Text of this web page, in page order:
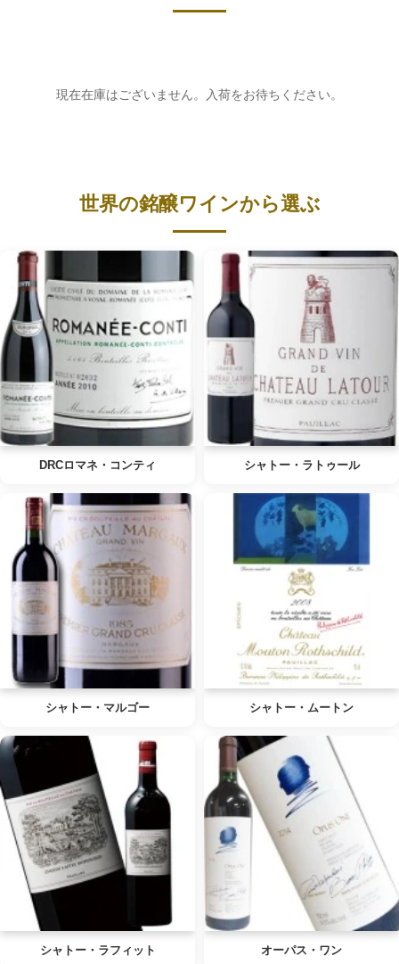
現在在庫はございません。入荷をお待ちください。
世界の銘醸ワインから選ぶ
DRCロマネ・コンティ シャトー・ラトゥール
シャトー・マルゴー シャトー・ムートン
シャトー・ラフィット オーパス・ワン